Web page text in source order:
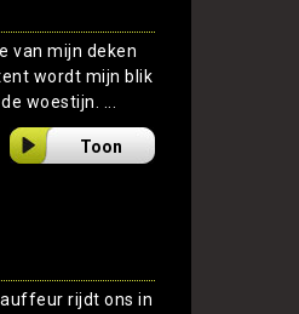
van mijn deken
wordt mijn blik
woestijn. ...
Toon
rijdt ons in